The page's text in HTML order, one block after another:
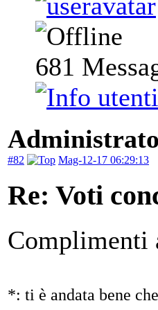
681
#82 Mag-12-17 06:29:13
Re: Voti
*: ti è andata bene